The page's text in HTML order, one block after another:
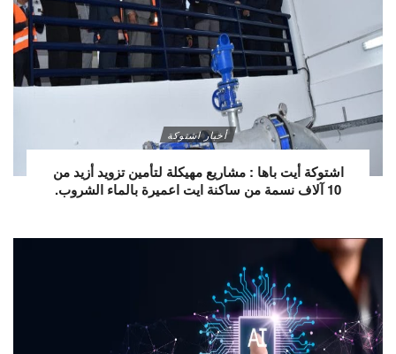
أخبار اشتوكة
اشتوكة أيت باها : مشاريع مهيكلة لتأمين تزويد أزيد من
10 آلاف نسمة من ساكنة ايت اعميرة بالماء الشروب.